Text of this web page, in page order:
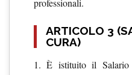
professionali.
ARTICOLO 3
CURA)
1. È istituito il